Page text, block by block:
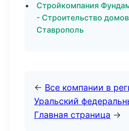
Стройкомпания
- Строительство
Ставрополь
← Все компании в
Уральский
Главная страница →